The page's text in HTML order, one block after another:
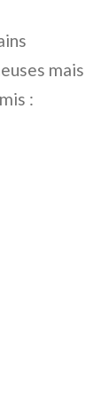
mais
: